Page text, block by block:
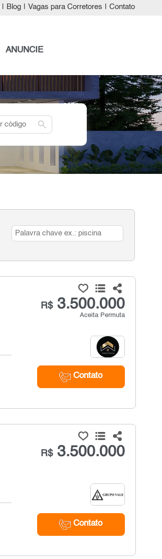
Blog Vagas para Corretores Contato
ANUNCIE
search
R$3.500.000
Aceita Permuta
Contato
R$3.500.000
Contato